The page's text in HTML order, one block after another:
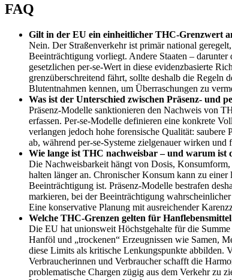
FAQ
Gilt in der EU ein einheitlicher THC‑Grenzwert
Nein. Der Straßenverkehr ist primär national
Beeinträchtigung vorliegt. Andere Staaten –
gesetzlichen per‑se‑Wert in diese evidenzbasierte
grenzüberschreitend fährt, sollte deshalb die Regeln
Blutentnahmen kennen, um Überraschungen zu
Was ist der Unterschied zwischen Präsenz‑ und
Präsenz‑Modelle sanktionieren den Nachweis von
erfassen. Per‑se‑Modelle definieren eine konkrete
verlangen jedoch hohe forensische Qualität:
ab, während per‑se‑Systeme zielgenauer wirken
Wie lange ist THC nachweisbar – und warum ist
Die Nachweisbarkeit hängt von Dosis,
halten länger an. Chronischer Konsum kann zu
Beeinträchtigung ist. Präsenz‑Modelle bestrafen
markieren, bei der Beeinträchtigung
Eine konservative Planung mit ausreichender
Welche THC‑Grenzen gelten für
Die EU hat unionsweit Höchstgehalte für die
Hanföl und „trockenen“ Erzeugnissen wie Samen,
diese Limits als kritische Lenkungspunkte abbilden.
Verbraucherinnen und Verbraucher schafft die
problematische Chargen zügig aus dem Verkehr zu